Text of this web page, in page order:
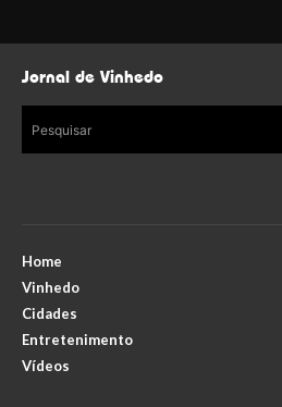
Jornal de Vinhedo
Pesquisar
Home
Vinhedo
Cidades
Entretenimento
Vídeos